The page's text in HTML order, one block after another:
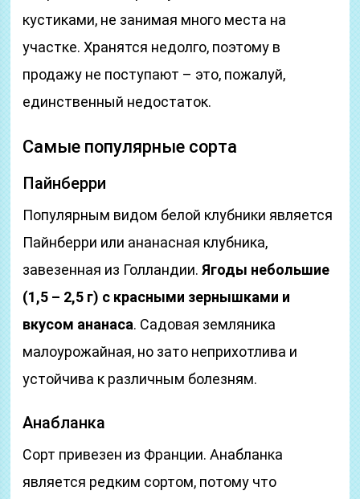
кустиками, не занимая много места на
участке. Хранятся недолго, поэтому в
продажу не поступают – это, пожалуй,
единственный недостаток.
Самые популярные сорта
Пайнберри
Популярным видом белой клубники является
Пайнберри или ананасная клубника,
завезенная из Голландии.Ягоды небольшие
(1,5 – 2,5 г) с красными зернышками и
вкусом ананаса. Садовая земляника
малоурожайная, но зато неприхотлива и
устойчива к различным болезням.
Анабланка
Сорт привезен из Франции. Анабланка
является редким сортом, потому что